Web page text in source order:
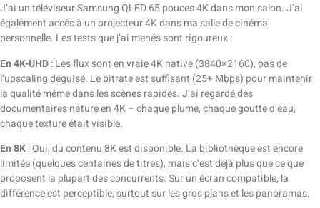
J’ai un téléviseur Samsung QLED 65 pouces 4K dans mon salon. J’ai
également accès à un projecteur 4K dans ma salle de cinéma
personnelle. Les tests que j’ai menés sont rigoureux :
En 4K-UHD: Les flux sont en vraie 4K native (3840×2160), pas de
l’upscaling déguisé. Le bitrate est suffisant (25+ Mbps) pour maintenir
la qualité même dans les scènes rapides. J’ai regardé des
documentaires nature en 4K – chaque plume, chaque goutte d’eau,
chaque texture était visible.
En 8K: Oui, du contenu 8K est disponible. La bibliothèque est encore
limitée (quelques centaines de titres), mais c’est déjà plus que ce que
proposent la plupart des concurrents. Sur un écran compatible, la
différence est perceptible, surtout sur les gros plans et les panoramas.